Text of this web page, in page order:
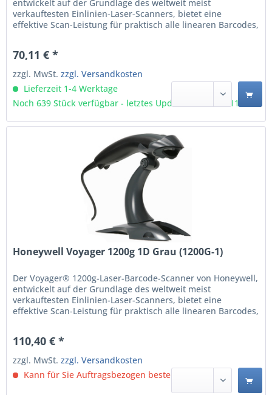
entwickelt auf der Grundlage des weltweit meist
verkauftesten Einlinien-Laser-Scanners, bietet eine
effektive Scan-Leistung für praktisch alle linearen Barcodes,
Standfußerkennung und -konfiguration sorgen für...
70,11 € *
zzgl. MwSt.zzgl. Versandkosten
Lieferzeit 1-4 Werktage
Noch 639 Stück verfügbar - letztes Update 08.08 - 11:11 Uhr
Honeywell Voyager 1200g 1D Grau (1200G-1)
Der Voyager® 1200g-Laser-Barcode-Scanner von Honeywell,
entwickelt auf der Grundlage des weltweit meist
verkauftesten Einlinien-Laser-Scanners, bietet eine
effektive Scan-Leistung für praktisch alle linearen Barcodes,
Standfußerkennung und -konfiguration sorgen für...
110,40 € *
zzgl. MwSt.zzgl. Versandkosten
Kann für Sie Auftragsbezogen bestellt werden.